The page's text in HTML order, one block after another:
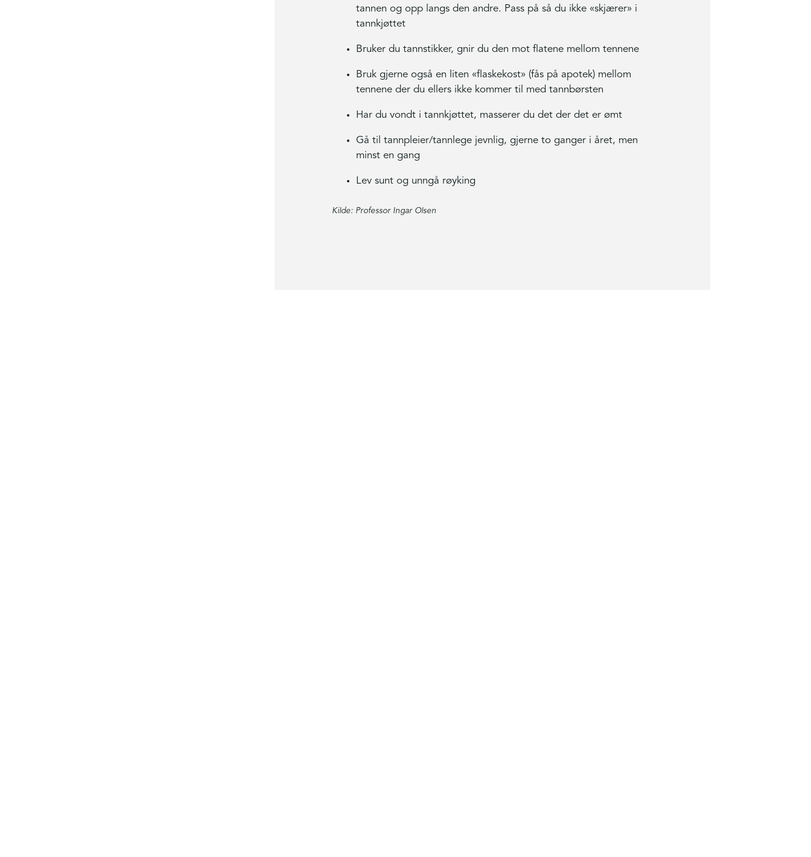
tannen og opp langs den andre. Pass på så du ikke «skjærer» i
tannkjøttet
Bruker du tannstikker, gnir du den mot flatene mellom tennene
Bruk gjerne også en liten «flaskekost» (fås på apotek) mellom
tennene der du ellers ikke kommer til med tannbørsten
Har du vondt i tannkjøttet, masserer du det der det er ømt
Gå til tannpleier/tannlege jevnlig, gjerne to ganger i året, men
minst en gang
Lev sunt og unngå røyking
Kilde: Professor Ingar Olsen